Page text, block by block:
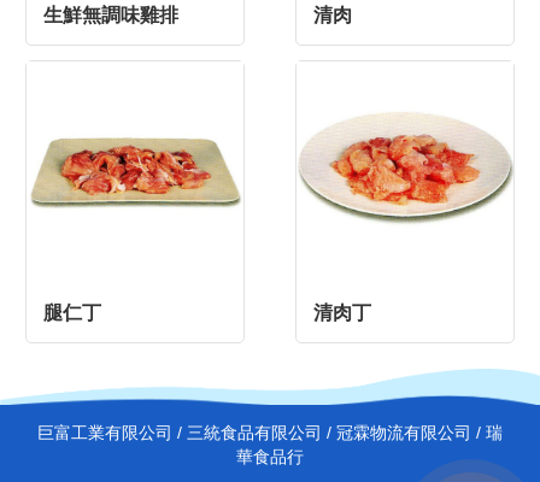
生鮮無調味雞排 清肉
腿仁丁 清肉丁
巨富工業有限公司 / 三統食品有限公司 / 冠霖物流有限公司 / 瑞
華食品行